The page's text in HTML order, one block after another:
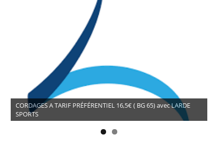
CORDAGES A TARIF PRÉFÉRENTIEL 16,5€ ( BG 65) avec LARDE
SPORTS